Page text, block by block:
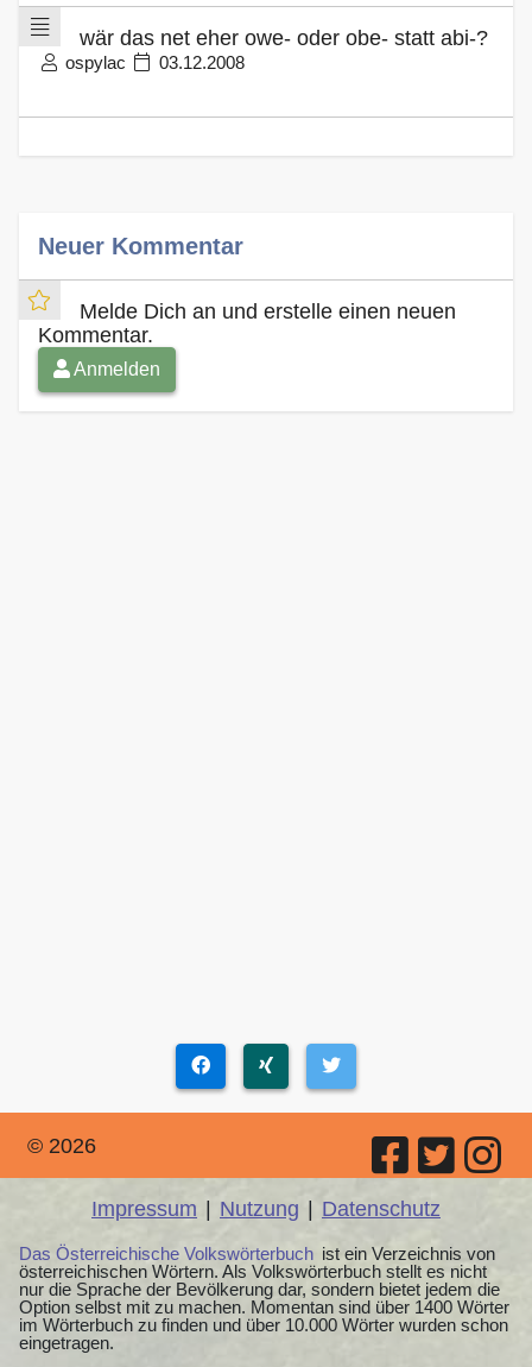
wär das net eher owe- oder obe- statt abi-?
ospylac 03.12.2008
Neuer Kommentar
Melde Dich an und erstelle einen neuen
Kommentar.
Anmelden
© 2026
Impressum Nutzung Datenschutz
Das Österreichische Volkswörterbuch ist ein Verzeichnis von
österreichischen Wörtern. Als Volkswörterbuch stellt es nicht
nur die Sprache der Bevölkerung dar, sondern bietet jedem die
Option selbst mit zu machen. Momentan sind über 1400 Wörter
im Wörterbuch zu finden und über 10.000 Wörter wurden schon
eingetragen.